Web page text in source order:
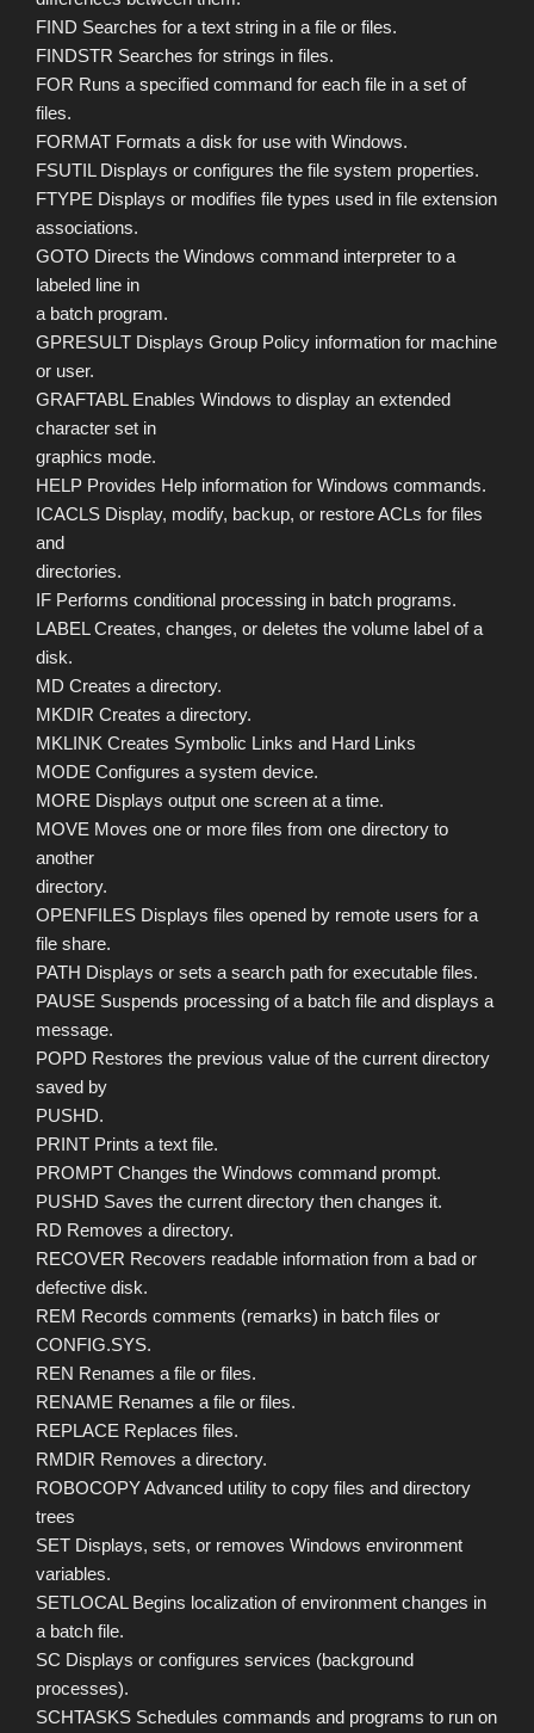
FIND Searches for a text string in a file or files.
FINDSTR Searches for strings in files.
FOR Runs a specified command for each file in a set of
files.
FORMAT Formats a disk for use with Windows.
FSUTIL Displays or configures the file system properties.
FTYPE Displays or modifies file types used in file extension
associations.
GOTO Directs the Windows command interpreter to a
labeled line in
a batch program.
GPRESULT Displays Group Policy information for machine
or user.
GRAFTABL Enables Windows to display an extended
character set in
graphics mode.
HELP Provides Help information for Windows commands.
ICACLS Display, modify, backup, or restore ACLs for files
and
directories.
IF Performs conditional processing in batch programs.
LABEL Creates, changes, or deletes the volume label of a
disk.
MD Creates a directory.
MKDIR Creates a directory.
MKLINK Creates Symbolic Links and Hard Links
MODE Configures a system device.
MORE Displays output one screen at a time.
MOVE Moves one or more files from one directory to
another
directory.
OPENFILES Displays files opened by remote users for a
file share.
PATH Displays or sets a search path for executable files.
PAUSE Suspends processing of a batch file and displays a
message.
POPD Restores the previous value of the current directory
saved by
PUSHD.
PRINT Prints a text file.
PROMPT Changes the Windows command prompt.
PUSHD Saves the current directory then changes it.
RD Removes a directory.
RECOVER Recovers readable information from a bad or
defective disk.
REM Records comments (remarks) in batch files or
CONFIG.SYS.
REN Renames a file or files.
RENAME Renames a file or files.
REPLACE Replaces files.
RMDIR Removes a directory.
ROBOCOPY Advanced utility to copy files and directory
trees
SET Displays, sets, or removes Windows environment
variables.
SETLOCAL Begins localization of environment changes in
a batch file.
SC Displays or configures services (background
processes).
SCHTASKS Schedules commands and programs to run on